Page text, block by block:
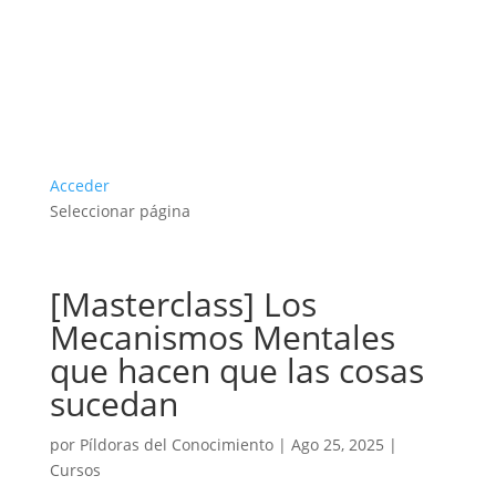
Acceder
Seleccionar página
[Masterclass] Los
Mecanismos Mentales
que hacen que las cosas
sucedan
por Píldoras del Conocimiento| Ago 25, 2025 |
Cursos